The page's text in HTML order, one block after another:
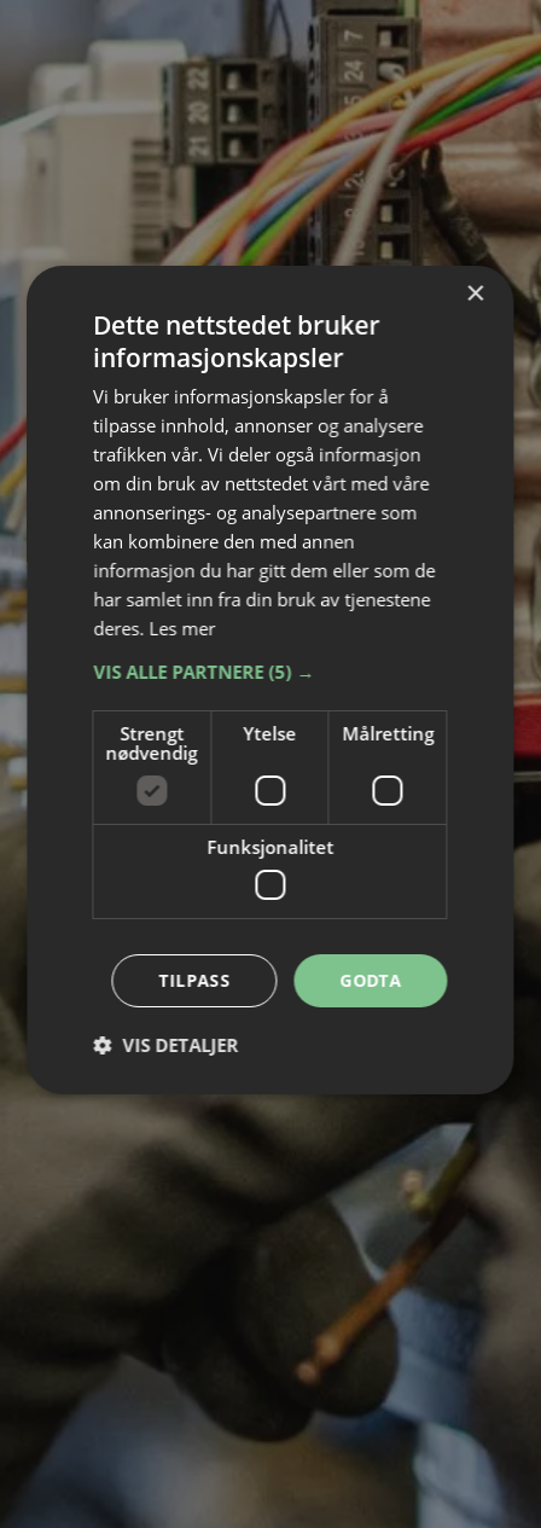
REDEGJØRELSE
ÅPENHETSLOVEN
2025
×
Dette nettstedet bruker
informasjonskapsler
Vi bruker informasjonskapsler for å
tilpasse innhold, annonser og analysere
trafikken vår. Vi deler også informasjon
om din bruk av nettstedet vårt med våre
annonserings- og analysepartnere som
kan kombinere den med annen
informasjon du har gitt dem eller som de
har samlet inn fra din bruk av tjenestene
deres. Les mer
VIS ALLE PARTNERE(5) →
Strengt
nødvendig
Ytelse Målretting
Funksjonalitet
GODTA
TILPASS
VIS DETALJER